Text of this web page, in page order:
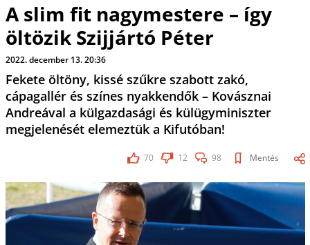
A slim fit nagymestere – így
öltözik Szijjártó Péter
2022. december 13. 20:36
Fekete öltöny, kissé szűkre szabott zakó,
cápagallér és színes nyakkendők – Kovásznai
Andreával a külgazdasági és külügyminiszter
megjelenését elemeztük a Kifutóban!
70 12 98 Mentés